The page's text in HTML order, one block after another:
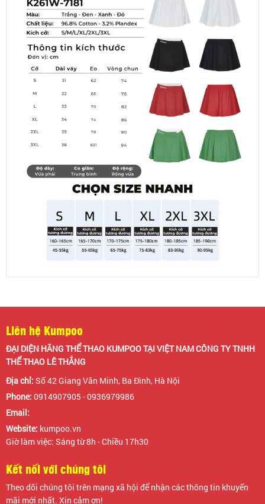
Liên hệ Kumpoo
ĐẠI DIỆN HÃNG THỂ THAO KUMPOO TẠI VIỆT NAM CÔNG TY TNHH
THỂ THAO LÊ THẮNG
Địa chỉ: Số 42 Giang Văn Minh, Ba Đình, Hà Nội
Phone: 0914907905 - 0936979986
Email:
Website: kumpoo.vn
Giờ làm việc: Sáng từ 8h - Chiều 17h30
Kết nối với chúng tôi
Theo dõi chúng tôi trên mạng xã hội để nhận các thông tin khuyến
mãi mới nhất. Xin cảm ơn!